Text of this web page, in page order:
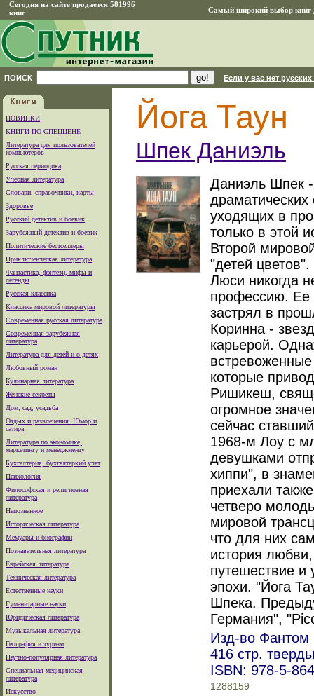
Сегодня на сайте продается 581996
книг
Самый широкий выбор книг
ПОИСК Если у вас нет
НОВИНКИ
КНИГИ ПО СПЕЦЦЕНЕ
Литература для пользователей
компьютеров
Русская периодика
Учебная литература
Словари, справочники, карты
Здоровье
Русский детектив и боевик
Зарубежный детектив и боевик
Политические бестселлеры
Приключенческая литература
Фантастика, фэнтези, мифы и
легенды
Русская классика
Классика мировой литературы
Современная русская литература
Современная зарубежная
литература
Литература для детей и о детях
Любовный роман
Кулинарная литература
Женские секреты
Дом, сад, усадьба
Отдых и развлечения. Юмор и
сатира
Литература по экономике,
маркетингу и менеджменту
Бухгалтерия, бухгалтеркий учет
Психология
Философская и религиозная
литература
Непознанное
Историческая литература
Мемуары и биографии
Познавательная литература
Еврейская литература
Техническая литература
Естественные науки
Гуманитарные науки
Юридическая литература
Музыкальная литература
География и туризм
Научно-популярная литература
Специальная медицинская
литература
Искусство
Йога Таун
Шпек Даниэль
Даниэль Шпек -
уходящих в
только в этой
Второй
"детей
Люси никогда
профессию. Ее
застрял в
Коринна -
карьерой.
которые
Ришикеш,
огромное
сейчас
1968-м Лоу с
девушками
хиппи", в
приехали
четверо
мировой
что для них
история
путешествие и
эпохи. "Йога
Шпека.
Германия",
Изд-во Фантом
416 стр.
ISBN: 978-5-
1288159